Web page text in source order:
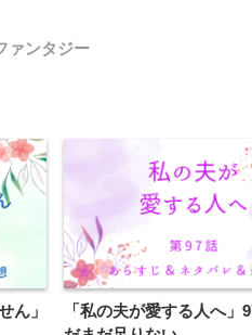
ァンタジー
ん」
「私の夫が愛する人へ」